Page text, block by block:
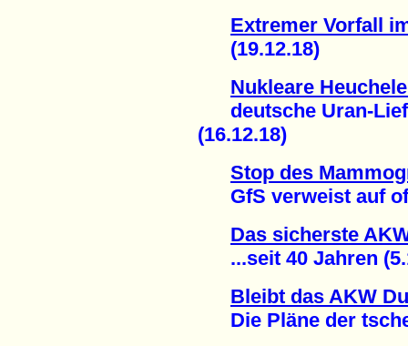
Extremer Vorfall
(19.12.18)
Nukleare
deutsche Uran-
(16.12.18)
Stop des
GfS verweist auf
Das sicherste
...seit 40 Jahren
Bleibt das AKW
Die Pläne der